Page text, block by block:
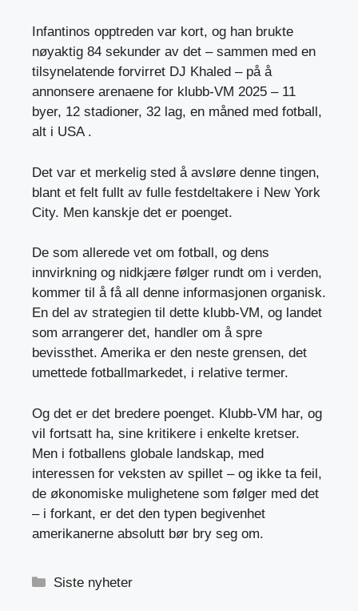
Infantinos opptreden var kort, og han brukte
nøyaktig 84 sekunder av det – sammen med en
tilsynelatende forvirret DJ Khaled – på å
annonsere arenaene for klubb-VM 2025 – 11
byer, 12 stadioner, 32 lag, en måned med fotball,
alt i USA .
Det var et merkelig sted å avsløre denne tingen,
blant et felt fullt av fulle festdeltakere i New York
City. Men kanskje det er poenget.
De som allerede vet om fotball, og dens
innvirkning og nidkjære følger rundt om i verden,
kommer til å få all denne informasjonen organisk.
En del av strategien til dette klubb-VM, og landet
som arrangerer det, handler om å spre
bevissthet. Amerika er den neste grensen, det
umettede fotballmarkedet, i relative termer.
Og det er det bredere poenget. Klubb-VM har, og
vil fortsatt ha, sine kritikere i enkelte kretser.
Men i fotballens globale landskap, med
interessen for veksten av spillet – og ikke ta feil,
de økonomiske mulighetene som følger med det
– i forkant, er det den typen begivenhet
amerikanerne absolutt bør bry seg om.
Kategorier
Siste nyheter